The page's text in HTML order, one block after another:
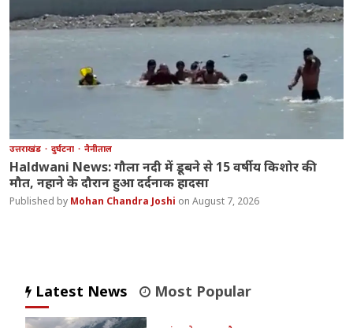
उत्तराखंड दुर्घटना नैनीताल
Haldwani News: गौला नदी में डूबने से 15 वर्षीय किशोर की
मौत, नहाने के दौरान हुआ दर्दनाक हादसा
Mohan Chandra Joshi August 7, 2026
Latest News Most Popular